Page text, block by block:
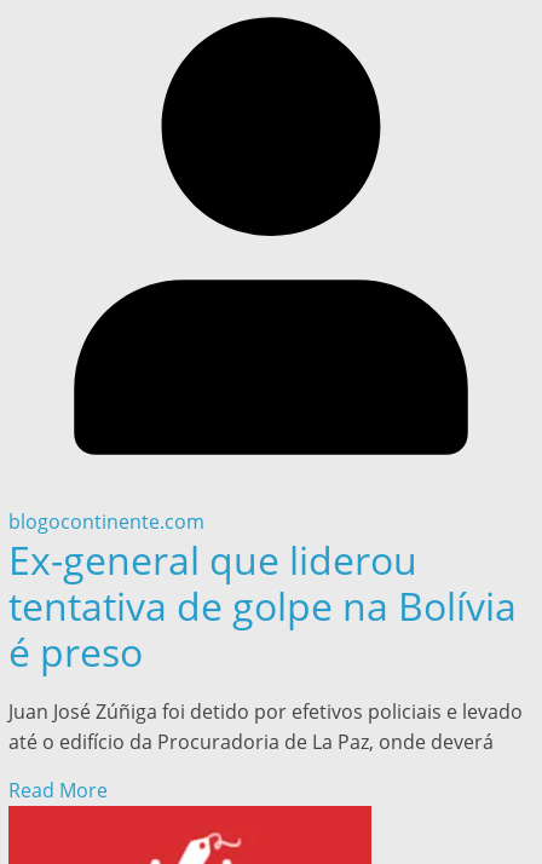
blogocontinente.com
Ex-general que liderou
tentativa de golpe na Bolívia
é preso
Juan José Zúñiga foi detido por efetivos policiais e levado
até o edifício da Procuradoria de La Paz, onde deverá
Read More